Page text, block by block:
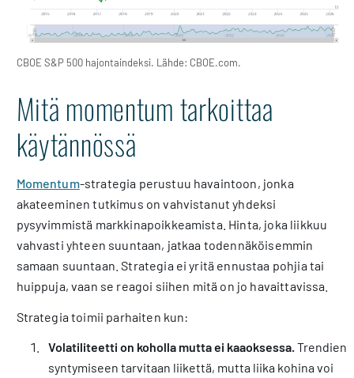
CBOE S&P 500 hajontaindeksi. Lähde: CBOE.com.
Mitä momentum tarkoittaa
käytännössä
Momentum-strategia perustuu havaintoon, jonka
akateeminen tutkimus on vahvistanut yhdeksi
pysyvimmistä markkinapoikkeamista. Hinta, joka liikkuu
vahvasti yhteen suuntaan, jatkaa todennäköisemmin
samaan suuntaan. Strategia ei yritä ennustaa pohjia tai
huippuja, vaan se reagoi siihen mitä on jo havaittavissa.
Strategia toimii parhaiten kun:
Volatiliteetti on koholla mutta ei kaaoksessa.Trendien
syntymiseen tarvitaan liikettä, mutta liika kohina voi